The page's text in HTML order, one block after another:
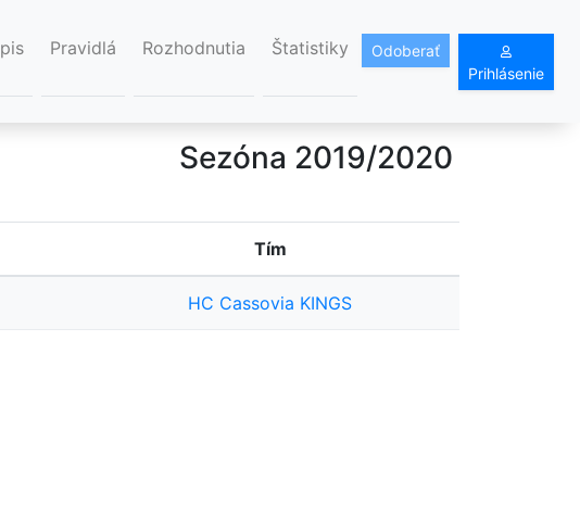
Pravidlá Rozhodnutia Štatistiky
Odoberať
Prihlásenie
Sezóna 2019/2020
Tím
HC Cassovia KINGS